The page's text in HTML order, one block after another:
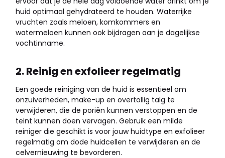
huid optimaal gehydrateerd te houden. Waterrijke
vruchten zoals meloen, komkommers en
watermeloen kunnen ook bijdragen aan je dagelijkse
vochtinname.
2. Reinig en exfolieer regelmatig
Een goede reiniging van de huid is essentieel om
onzuiverheden, make-up en overtollig talg te
verwijderen, die de poriën kunnen verstoppen en de
teint kunnen doen vervagen. Gebruik een milde
reiniger die geschikt is voor jouw huidtype en exfolieer
regelmatig om dode huidcellen te verwijderen en de
celvernieuwing te bevorderen.